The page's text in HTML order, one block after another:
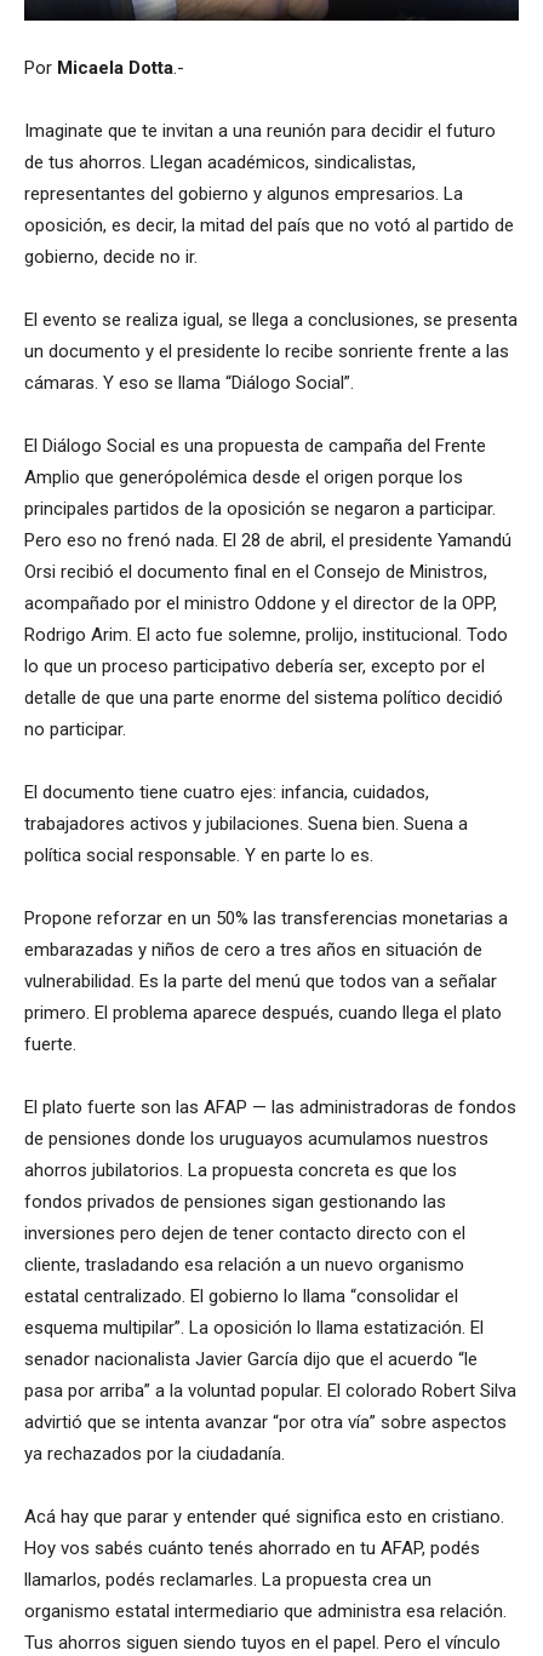
Por Micaela Dotta.-
Imaginate que te invitan a una reunión para decidir el futuro
de tus ahorros. Llegan académicos, sindicalistas,
representantes del gobierno y algunos empresarios. La
oposición, es decir, la mitad del país que no votó al partido de
gobierno, decide no ir.
El evento se realiza igual, se llega a conclusiones, se presenta
un documento y el presidente lo recibe sonriente frente a las
cámaras. Y eso se llama “Diálogo Social”.
El Diálogo Social es una propuesta de campaña del Frente
Amplio que generópolémica desde el origen porque los
principales partidos de la oposición se negaron a participar.
Pero eso no frenó nada. El 28 de abril, el presidente Yamandú
Orsi recibió el documento final en el Consejo de Ministros,
acompañado por el ministro Oddone y el director de la OPP,
Rodrigo Arim. El acto fue solemne, prolijo, institucional. Todo
lo que un proceso participativo debería ser, excepto por el
detalle de que una parte enorme del sistema político decidió
no participar.
El documento tiene cuatro ejes: infancia, cuidados,
trabajadores activos y jubilaciones. Suena bien. Suena a
política social responsable. Y en parte lo es.
Propone reforzar en un 50% las transferencias monetarias a
embarazadas y niños de cero a tres años en situación de
vulnerabilidad. Es la parte del menú que todos van a señalar
primero. El problema aparece después, cuando llega el plato
fuerte.
El plato fuerte son las AFAP — las administradoras de fondos
de pensiones donde los uruguayos acumulamos nuestros
ahorros jubilatorios. La propuesta concreta es que los
fondos privados de pensiones sigan gestionando las
inversiones pero dejen de tener contacto directo con el
cliente, trasladando esa relación a un nuevo organismo
estatal centralizado. El gobierno lo llama “consolidar el
esquema multipilar”. La oposición lo llama estatización. El
senador nacionalista Javier García dijo que el acuerdo “le
pasa por arriba” a la voluntad popular. El colorado Robert Silva
advirtió que se intenta avanzar “por otra vía” sobre aspectos
ya rechazados por la ciudadanía.
Acá hay que parar y entender qué significa esto en cristiano.
Hoy vos sabés cuánto tenés ahorrado en tu AFAP, podés
llamarlos, podés reclamarles. La propuesta crea un
organismo estatal intermediario que administra esa relación.
Tus ahorros siguen siendo tuyos en el papel. Pero el vínculo